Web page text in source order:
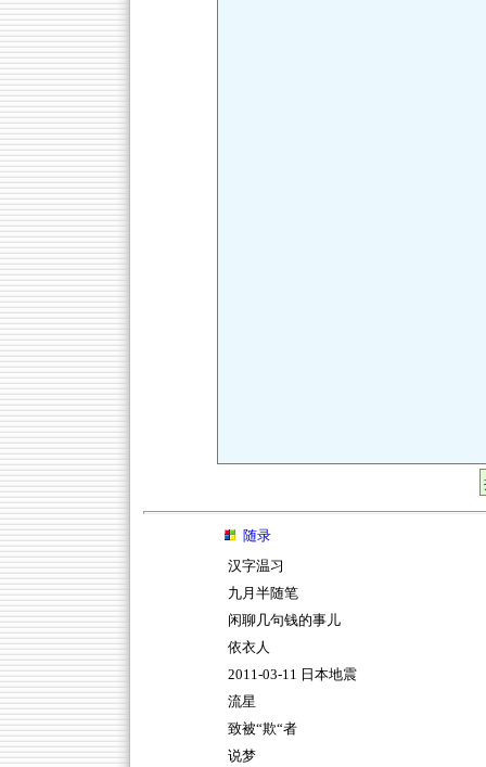
随录
汉字温习
九月半随笔
闲聊几句钱的事儿
依衣人
2011-03-11 日本地震
流星
致被“欺“者
说梦